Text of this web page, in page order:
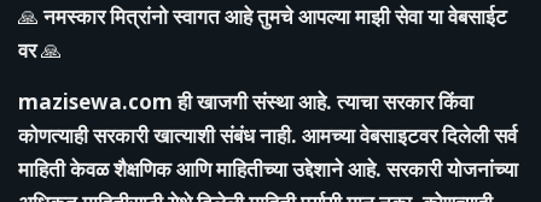
🙏नमस्कार मित्रांनो स्वागत आहे तुमचे आपल्या माझी सेवा या वेबसाईट
वर🙏
mazisewa.comही खाजगी संस्था आहे. त्याचा सरकार किंवा
कोणत्याही सरकारी खात्याशी संबंध नाही. आमच्या वेबसाइटवर दिलेली सर्व
माहिती केवळ शैक्षणिक आणि माहितीच्या उद्देशाने आहे. सरकारी योजनांच्या